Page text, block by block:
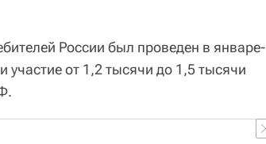
России был проведен в январе-
от 1,2 тысячи до 1,5 тысячи